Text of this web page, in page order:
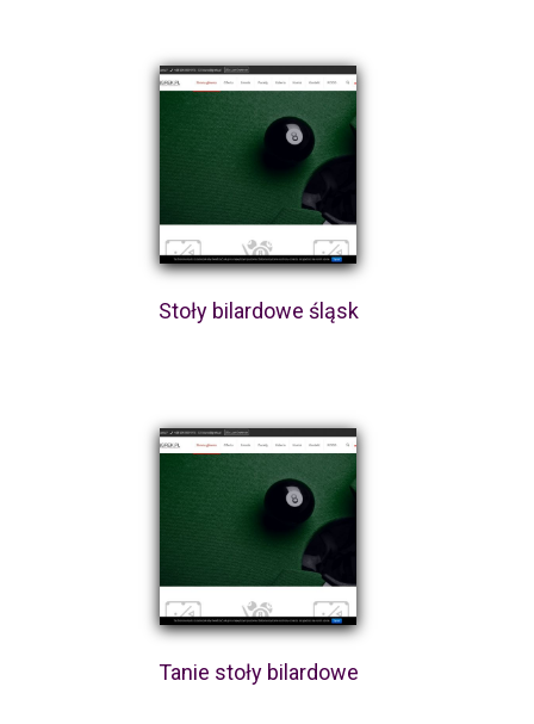
Stoły bilardowe śląsk
Tanie stoły bilardowe